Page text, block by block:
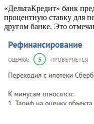
«ДельтаКредит» банк
процентную ставку для
другом банке. Это